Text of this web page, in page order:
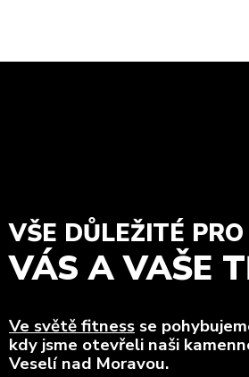
VŠE DŮLEŽITÉ PRO
VÁS A VAŠE
Ve světě fitness se
kdy jsme otevřeli naši
Veselí nad Moravou.